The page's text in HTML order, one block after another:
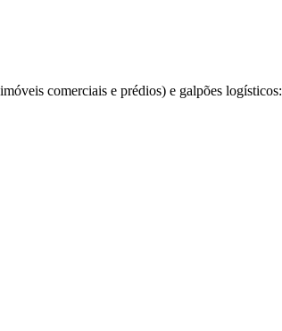
comerciais e prédios) e galpões logísticos: